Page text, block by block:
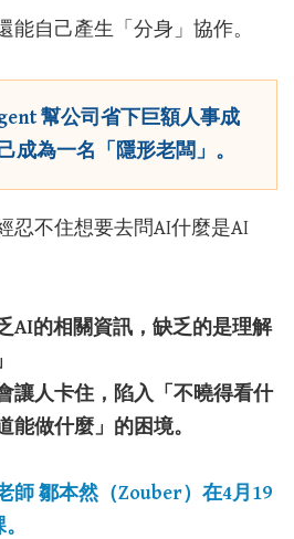
能自己產生「分身」協作。
幫公司省下巨額人事成
成為一名「隱形老闆」。
忍不住想要去問AI什麼是AI
AI的相關資訊，缺乏的是理解
讓人卡住，陷入「不曉得看什
能做什麼」的困境。
師 鄒本然（Zouber）在4月19